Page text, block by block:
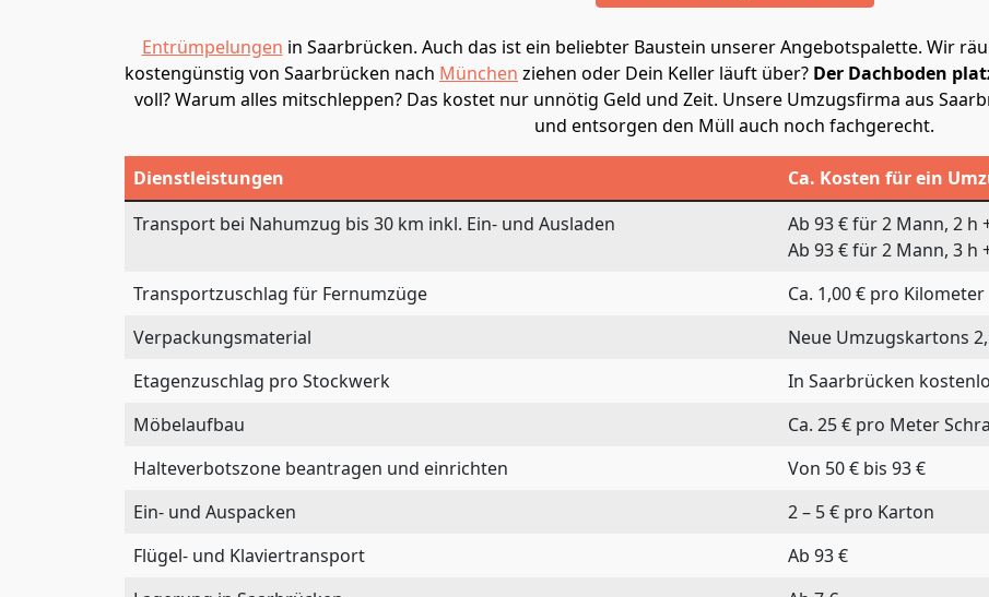
Entrümpelungen in Saarbrücken. Auch das ist ein beliebter Baustein unserer Angebotspalette. Wir
kostengünstig von Saarbrücken nach München ziehen oder Dein Keller läuft über? Der Dachboden
voll? Warum alles mitschleppen? Das kostet nur unnötig Geld und Zeit. Unsere Umzugsfirma aus
und entsorgen den Müll auch noch fachgerecht.
Dienstleistungen
Ca. Kosten für ein
Transport bei Nahumzug bis 30 km inkl. Ein- und Ausladen
Ab 93 € für 2 Mann, 2 h
Ab 93 € für 2 Mann, 3 h
Transportzuschlag für Fernumzüge
Ca. 1,00 € pro Kilometer
Verpackungsmaterial
Neue Umzugskartons
Etagenzuschlag pro Stockwerk
In Saarbrücken
Möbelaufbau
Ca. 25 € pro Meter
Halteverbotszone beantragen und einrichten
Von 50 € bis 93 €
Ein- und Auspacken
2 – 5 € pro Karton
Flügel- und Klaviertransport
Ab 93 €